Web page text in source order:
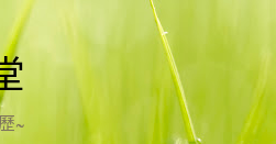
~